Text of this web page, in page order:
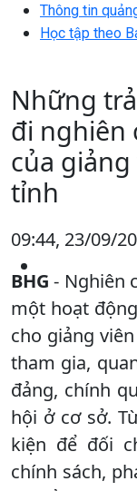
Thông tin
Học tập theo
Những
đi nghiên
của
tỉnh
09:44, 23/09/
BHG - Nghiên
một hoạt
cho giảng
tham gia,
đảng, chính
hội ở cơ sở.
kiện để đối
chính sách,